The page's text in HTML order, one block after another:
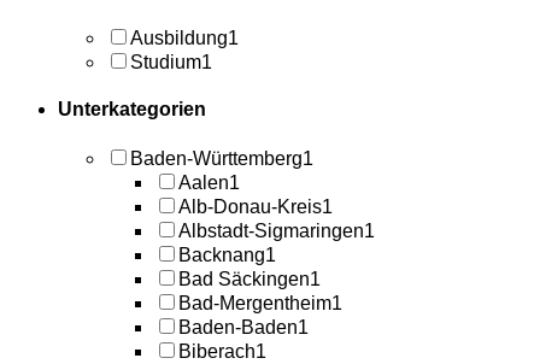
Ausbildung1
Studium1
Unterkategorien
Baden-Württemberg1
Aalen1
Alb-Donau-Kreis1
Albstadt-Sigmaringen1
Backnang1
Bad Säckingen1
Bad-Mergentheim1
Baden-Baden1
Biberach1